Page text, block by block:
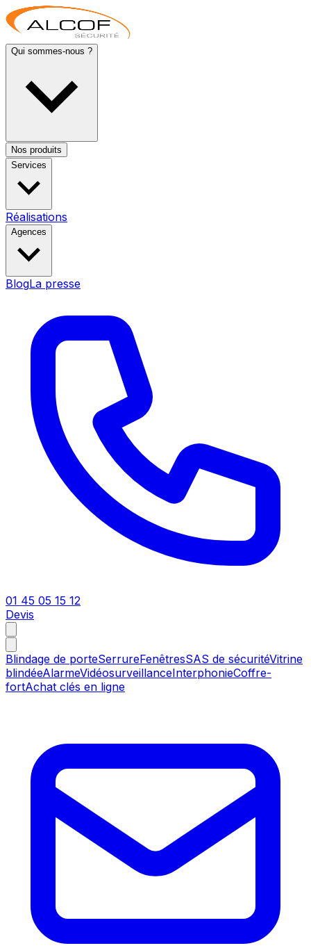
Qui sommes-nous ?
Nos produits
Services
Réalisations
Agences
BlogLa presse
01 45 05 15 12
Devis
Blindage de porteSerrureFenêtresSAS de sécuritéVitrine
blindéeAlarmeVidéosurveillanceInterphonieCoffre-
fortAchat clés en ligne